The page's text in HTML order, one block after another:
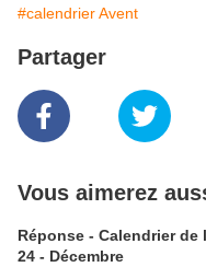
#calendrier Avent
Partager
Vous aimerez
Réponse - Calendrier de
24 - Décembre